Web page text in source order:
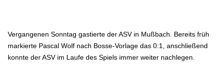
Vergangenen Sonntag gastierte der ASV in Mußbach. Bereits früh
markierte Pascal Wolf nach Bosse-Vorlage das 0:1, anschließend
konnte der ASV im Laufe des Spiels immer weiter nachlegen.